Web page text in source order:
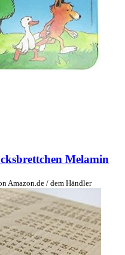
Melamin
Amazon.de / dem Händler